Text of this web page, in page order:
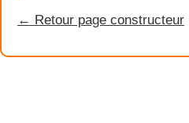
← Retour page constructeur